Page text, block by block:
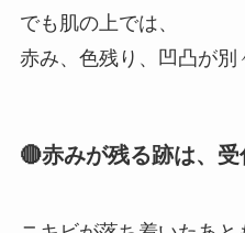
でも肌の上では、
赤み、色残り、凹凸が別
🔴赤みが残る跡は、